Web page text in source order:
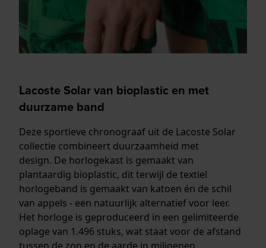
Lacoste Solar van bioplastic en met
duurzame band
Deze sportieve chronograaf uit de Lacoste Solar
collectie combineert duurzaamheid met
design. De horlogekast is gemaakt van
plantaardig bioplastic, dit terwijl de textiel
horlogeband is gemaakt van katoen én de schil
van appels - een natuurlijk alternatief voor leer.
Het horloge is geproduceerd in een gelimiteerde
oplage van 1.496 stuks, wat staat voor de afstand